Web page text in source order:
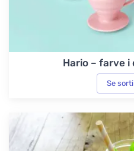
Hario – farve
Se